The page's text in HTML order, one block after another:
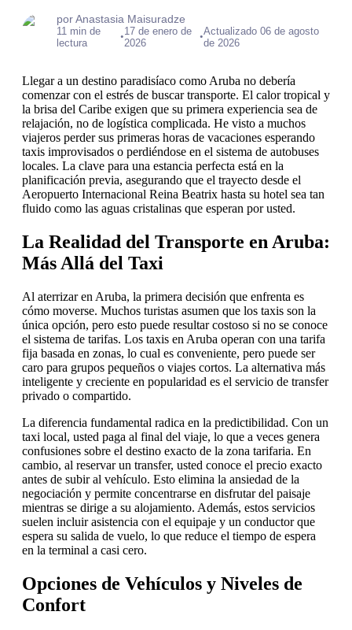
por Anastasia Maisuradze
11 min de
lectura
•17 de enero de
2026
•Actualizado 06 de agosto
de 2026
Llegar a un destino paradisíaco como Aruba no debería
comenzar con el estrés de buscar transporte. El calor tropical y
la brisa del Caribe exigen que su primera experiencia sea de
relajación, no de logística complicada. He visto a muchos
viajeros perder sus primeras horas de vacaciones esperando
taxis improvisados o perdiéndose en el sistema de autobuses
locales. La clave para una estancia perfecta está en la
planificación previa, asegurando que el trayecto desde el
Aeropuerto Internacional Reina Beatrix hasta su hotel sea tan
fluido como las aguas cristalinas que esperan por usted.
La Realidad del Transporte en Aruba:
Más Allá del Taxi
Al aterrizar en Aruba, la primera decisión que enfrenta es
cómo moverse. Muchos turistas asumen que los taxis son la
única opción, pero esto puede resultar costoso si no se conoce
el sistema de tarifas. Los taxis en Aruba operan con una tarifa
fija basada en zonas, lo cual es conveniente, pero puede ser
caro para grupos pequeños o viajes cortos. La alternativa más
inteligente y creciente en popularidad es el servicio de transfer
privado o compartido.
La diferencia fundamental radica en la predictibilidad. Con un
taxi local, usted paga al final del viaje, lo que a veces genera
confusiones sobre el destino exacto de la zona tarifaria. En
cambio, al reservar un transfer, usted conoce el precio exacto
antes de subir al vehículo. Esto elimina la ansiedad de la
negociación y permite concentrarse en disfrutar del paisaje
mientras se dirige a su alojamiento. Además, estos servicios
suelen incluir asistencia con el equipaje y un conductor que
espera su salida de vuelo, lo que reduce el tiempo de espera
en la terminal a casi cero.
Opciones de Vehículos y Niveles de
Confort